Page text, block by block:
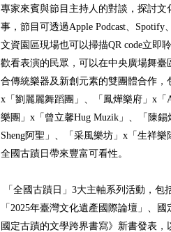
專家來賓與節目主持人的對談，探討
事，節目可透過Apple Podcast、Spotify
文資園區現場也可以掃描QR code立即
歡看表演的民眾，可以在中央廣場舞
合傳統樂器及新創元素的雙團體合作，
x「劉麗麗舞蹈團」、「鳳燁樂府」x「
樂團」x「曾立馨Hug Muzik」、「陳
Sheng阿聖」、「采風樂坊」x「生祥
全國古蹟日帶來豐富可看性。
「全國古蹟日」3大主軸系列活動，包
「2025年臺灣文化遺產國際論壇」、
國定古蹟的文學跨界書寫》新書發表，